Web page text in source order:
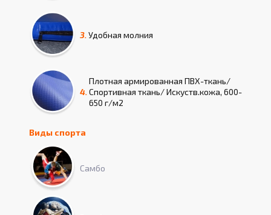
3. Удобная молния
4.
Плотная армированная ПВХ-ткань/
Спортивная ткань/ Искуств.кожа, 600-
650 г/м2
Виды спорта
Самбо